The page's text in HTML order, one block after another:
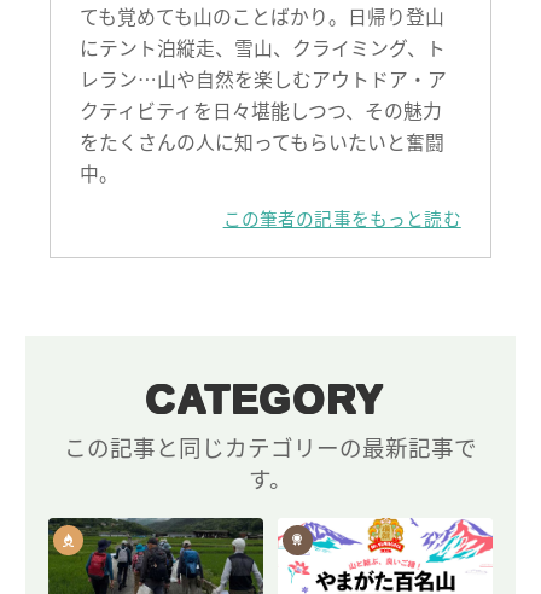
ても覚めても山のことばかり。日帰り登山
にテント泊縦走、雪山、クライミング、ト
レラン…山や自然を楽しむアウトドア・ア
クティビティを日々堪能しつつ、その魅力
をたくさんの人に知ってもらいたいと奮闘
中。
この筆者の記事をもっと読む
CATEGORY
この記事と同じカテゴリーの最新記事で
す。